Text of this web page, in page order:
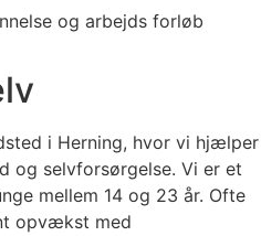
og arbejds forløb
i Herning, hvor vi hjælper
og selvforsørgelse​. Vi er et
mellem 14 og 23 år. Ofte
opvækst med